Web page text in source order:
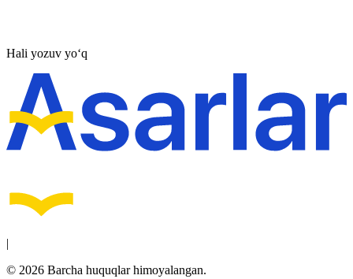
Hali yozuv yo‘q
|
© 2026 Barcha huquqlar himoyalangan.